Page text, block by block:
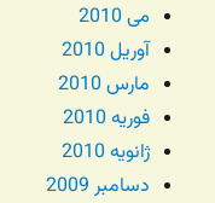
می 2010
آوریل 2010
مارس 2010
فوریه 2010
ژانویه 2010
دسامبر 2009